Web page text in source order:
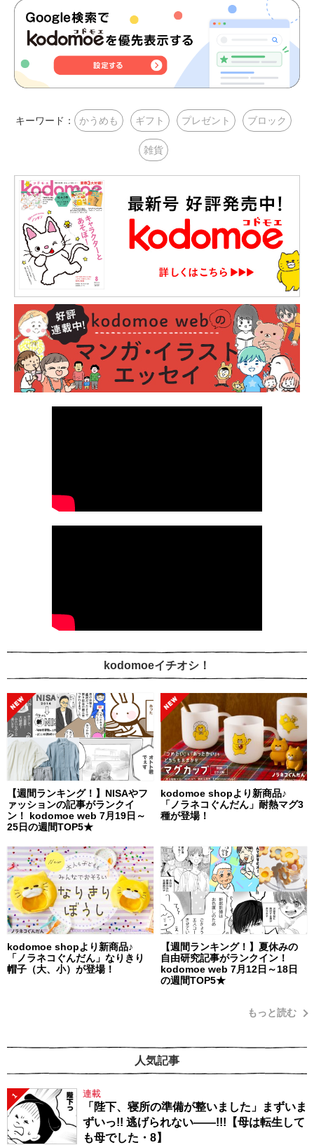
キーワード： かうめも ギフト プレゼント ブロック
雑貨
kodomoeイチオシ！
【週間ランキング！】NISAやフ
ァッションの記事がランクイ
ン！ kodomoe web 7月19日～
25日の週間TOP5★
kodomoe shopより新商品♪
「ノラネコぐんだん」耐熱マグ3
種が登場！
kodomoe shopより新商品♪
「ノラネコぐんだん」なりきり
帽子（大、小）が登場！
【週間ランキング！】夏休みの
自由研究記事がランクイン！
kodomoe web 7月12日～18日
の週間TOP5★
もっと読む
人気記事
1 連載
「陛下、寝所の準備が整いました」まずいま
ずいっ!! 逃げられない――!!!【母は転生して
も母でした・8】